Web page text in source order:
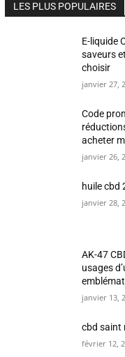
LES PLUS POPULAIRES
E-liquide
saveurs
choisir
janvier 27,
Code
acheter
janvier 26,
huile cbd
janvier 28,
AK-47
usages
janvier 13,
cbd saint
février 12,